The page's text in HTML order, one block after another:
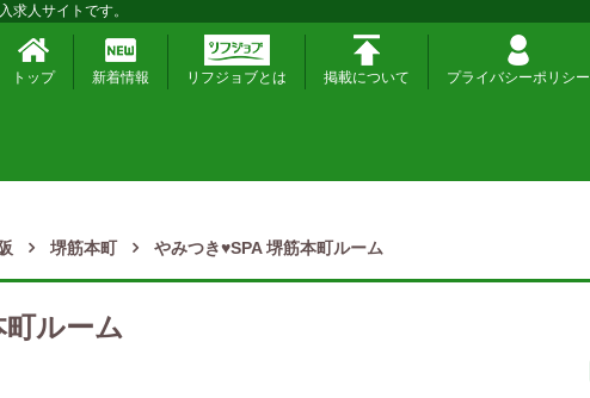
求人サイトです。
トップ 新着情報 リフジョブとは 掲載について プライバシーポリシー
堺筋本町 やみつき♥SPA 堺筋本町ルーム
ルーム